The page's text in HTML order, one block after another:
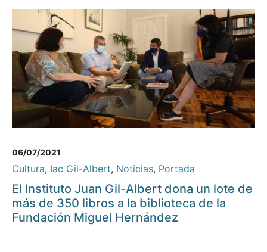
06/07/2021
Cultura, Iac Gil-Albert, Noticias, Portada
El Instituto Juan Gil-Albert dona un lote de
más de 350 libros a la biblioteca de la
Fundación Miguel Hernández